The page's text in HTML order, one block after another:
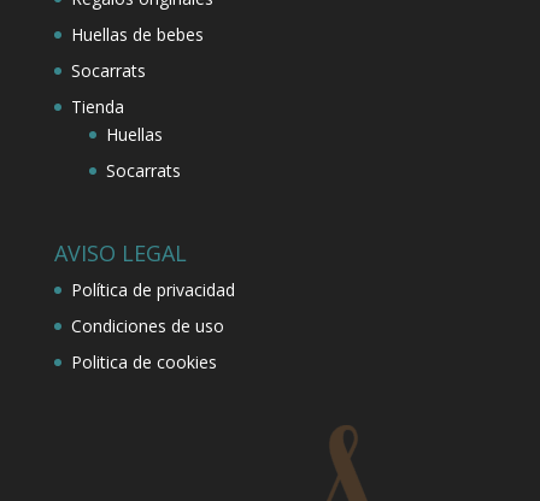
Huellas de bebes
Socarrats
Tienda
Huellas
Socarrats
AVISO LEGAL
Política de privacidad
Condiciones de uso
Politica de cookies